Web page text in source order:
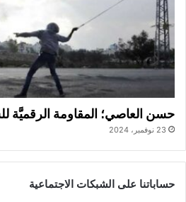
حسن العاصي؛ المقاومة الرقميَّة
23 نوفمبر، 2024
حساباتنا على الشبكات الاجتماعية